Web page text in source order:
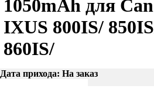
1050mAh для
IXUS 800IS/
860IS/
Дата прихода: На заказ